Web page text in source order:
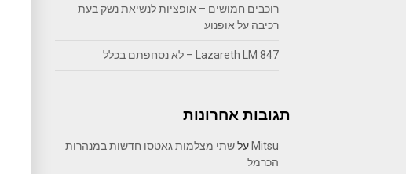
רוכבים חמושים – אופציות לנשיאת נשק בעת
רכיבה על אופנוע
Lazareth LM 847 – לא נסחפתם בכלל
תגובות אחרונות
Mitsu עלשתי מצלמות גאטסו חדשות במנהרות
הכרמל